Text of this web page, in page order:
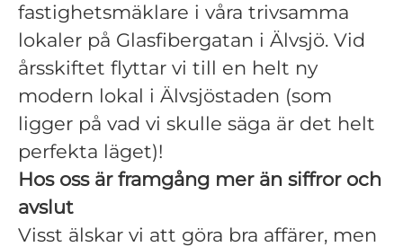
fastighetsmäklare i våra trivsamma
lokaler på Glasfibergatan i Älvsjö. Vid
årsskiftet flyttar vi till en helt ny
modern lokal i Älvsjöstaden (som
ligger på vad vi skulle säga är det helt
perfekta läget)!
Hos oss är framgång mer än siffror och
avslut
Visst älskar vi att göra bra affärer, men